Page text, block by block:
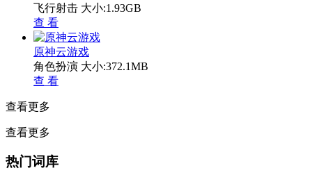
飞行射击 大小:1.93GB
查 看
原神云游戏
角色扮演 大小:372.1MB
查 看
查看更多
查看更多
热门词库